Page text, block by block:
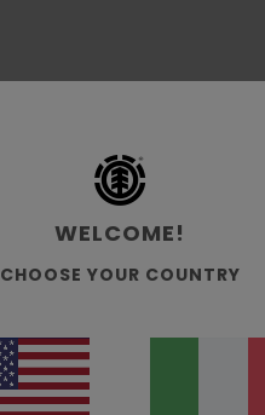
WELCOME!
CHOOSE YOUR COUNTRY